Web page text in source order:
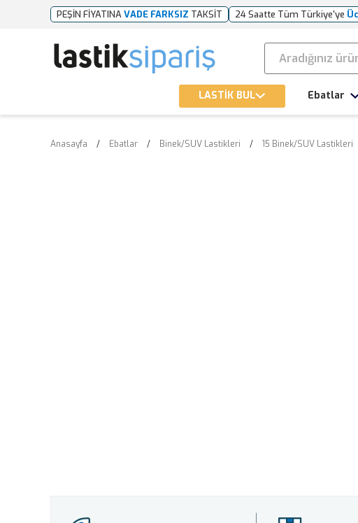
PEŞİN FİYATINAVADE FARKSIZ TAKSİT 24 Saatte Tüm Türkiye'ye
LASTİK BUL Ebatlar
Anasayfa Ebatlar Binek/SUV Lastikleri 15 Binek/SUV Lastikleri